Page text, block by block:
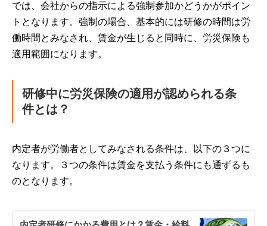
では、会社からの指示による強制参加かどうかがポイン
トとなります。強制の場合、基本的には研修の時間は労
働時間とみなされ、賃金が生じると同時に、労災保険も
適用範囲になります。
研修中に労災保険の適用が認められる条
件とは？
内定者が労働者としてみなされる条件は、以下の３つに
なります。３つの条件は賃金を支払う条件にも通ずるも
のとなります。